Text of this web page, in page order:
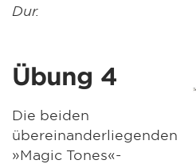
Dur.
Übung 4
Die beiden
übereinanderliegenden
»Magic Tones«-